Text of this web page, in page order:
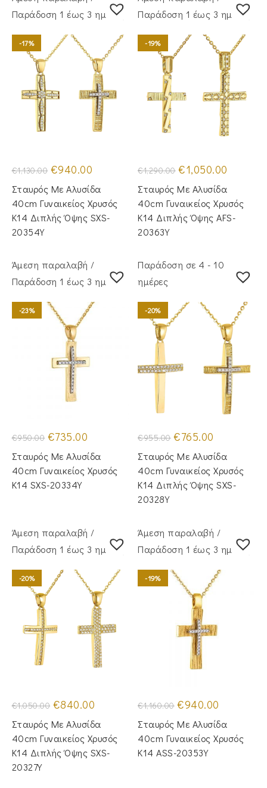
Παράδoση 1 έως 3 ημέρες
-17%
€1,130.00 Original
price
was:
€1,130.00.
€940.00
τιμή
είναι:
€940.00.
Σταυρός Με Αλυσίδα
40cm Γυναικείος Χρυσός
Κ14 Διπλής Όψης SXS-
20354Y
Παράδoση 1 έως 3 ημέρες
-19%
€1,290.00 Original
price
was:
€1,290.00.
€1,050.00
είναι:
€1,050.00.
Σταυρός Mε Aλυσίδα
40cm Γυναικείος Χρυσός
Κ14 Διπλής Όψης AFS-
20363Y
Άμεση παραλαβή /
Παράδoση 1 έως 3 ημέρες
-23%
€950.00 Original
price
was:
€950.00.
€735.00
τιμή
είναι:
€735.00.
Σταυρός Mε Aλυσίδα
40cm Γυναικείος Χρυσός
Κ14 SXS-20334Y
Παράδοση σε 4 - 10
ημέρες
-20%
€955.00 Original
price
was:
€955.00.
€765.00
τιμή
είναι:
€765.00.
Σταυρός Με Αλυσίδα
40cm Γυναικείος Χρυσός
Κ14 Διπλής Όψης SXS-
20328Y
Άμεση παραλαβή /
Παράδoση 1 έως 3 ημέρες
-20%
€1,050.00 Original
price
was:
€1,050.00.
€840.00
τιμή
είναι:
€840.00.
Σταυρός Με Αλυσίδα
40cm Γυναικείος Χρυσός
Κ14 Διπλής Όψης SXS-
20327Y
Άμεση παραλαβή /
Παράδoση 1 έως 3 ημέρες
-19%
€1,160.00 Original
price
was:
€1,160.00.
€940.00
τιμή
είναι:
€940.00.
Σταυρός Με Αλυσίδα
40cm Γυναικείος Χρυσός
Κ14 ASS-20353Y